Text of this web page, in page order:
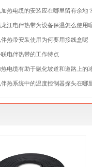
加热电缆的安装应在哪里留有余地？
江电伴热带为设备保温怎么使用
伴热带安装使用为何要用接线盒呢
电伴热带的工作特点
热电缆有助于融化坡道和道路上的
伴热系统中的温度控制器探头在哪